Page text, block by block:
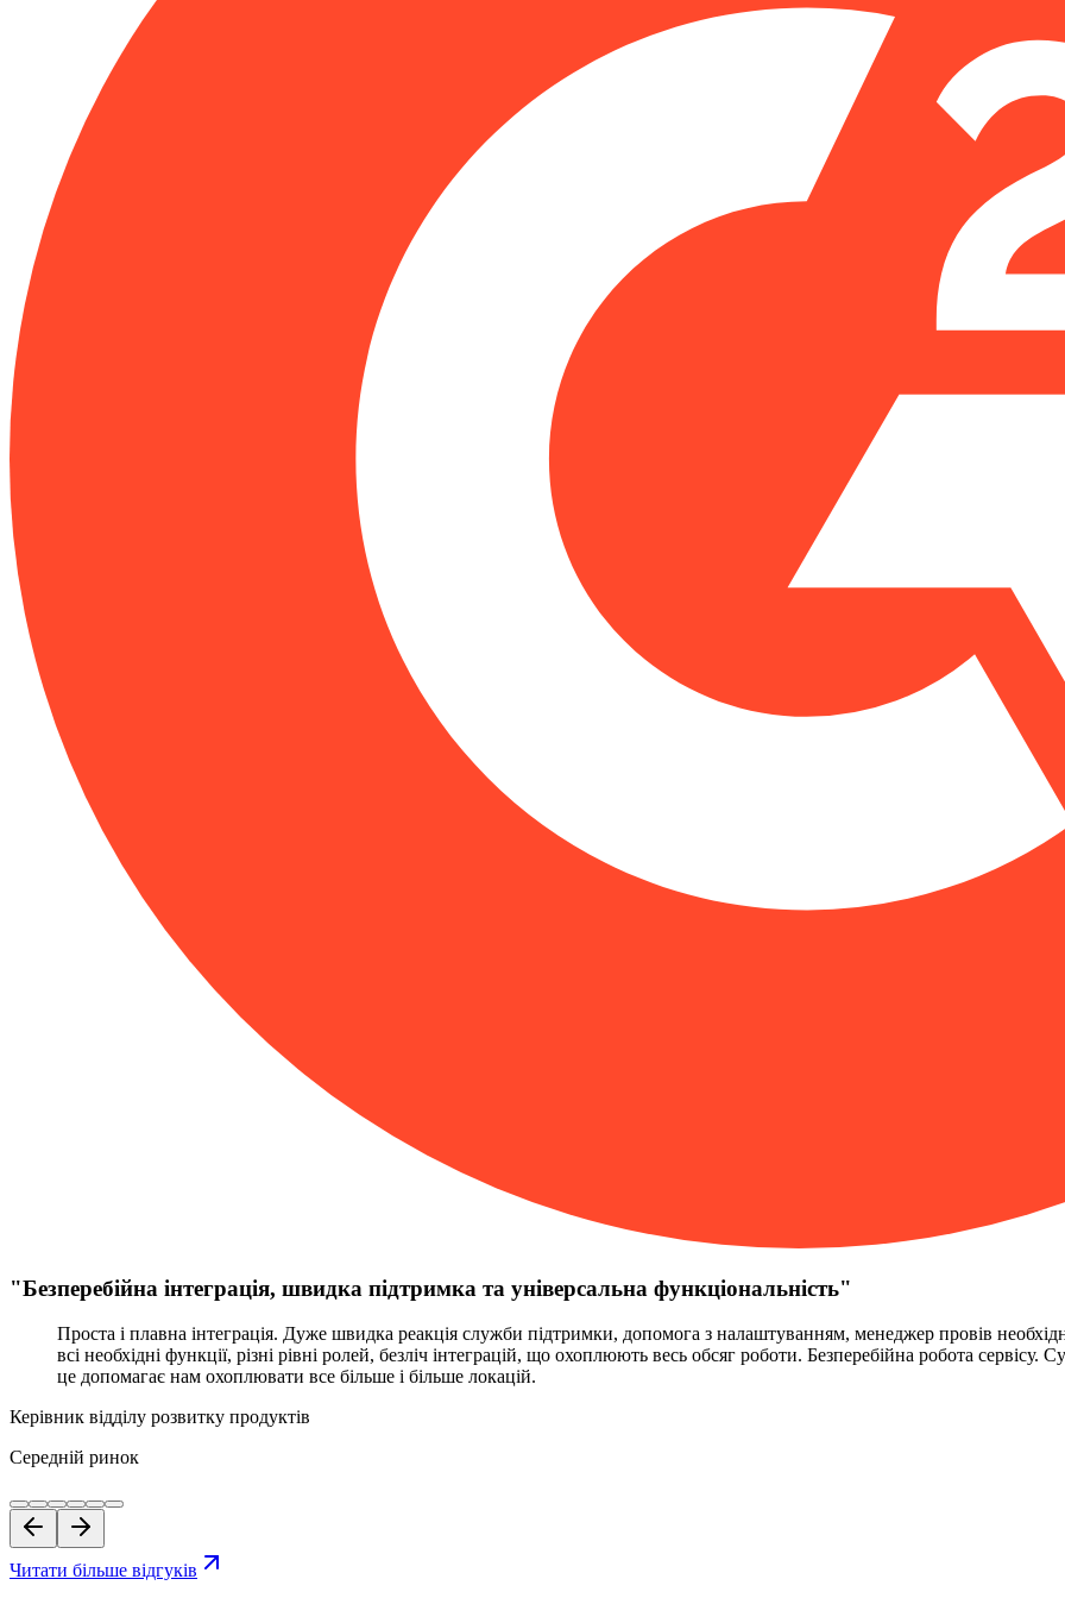
"Безперебійна інтеграція, швидка підтримка та універсальна функціональність"
Проста і плавна інтеграція. Дуже швидка реакція служби підтримки, допомога з налаштуванням, менеджер провів
всі необхідні функції, різні рівні ролей, безліч інтеграцій, що охоплюють весь обсяг роботи. Безперебійна робота
це допомагає нам охоплювати все більше і більше локацій.
Керівник відділу розвитку продуктів
Середній ринок
Читати більше відгуків